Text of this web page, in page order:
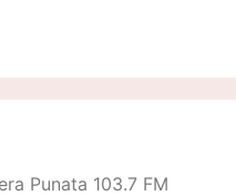
Punata 103.7 FM